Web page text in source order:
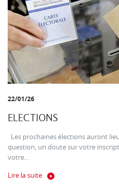
22/01/26
ELECTIONS
Les prochaines élections auront
question, un doute sur votre
votre...
Lire la suite